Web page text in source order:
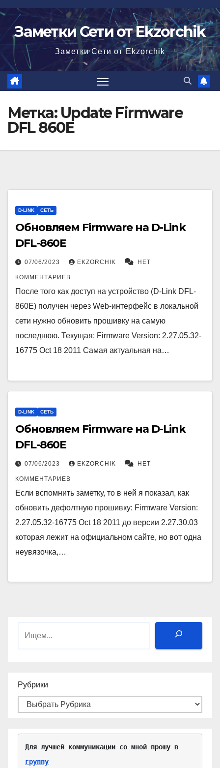
Перейти
содержимому
Заметки Сети от Ekzorchik
Заметки Сети от Ekzorchik
Метка: Update Firmware
DFL 860E
D-LINK СЕТЬ
Обновляем Firmware на D-Link
DFL-860E
07/06/2023 EKZORCHIK НЕТ
КОММЕНТАРИЕВ
После того как доступ на устройство (D-Link DFL-
860E) получен через Web-интерфейс в локальной
сети нужно обновить прошивку на самую
последнюю. Текущая: Firmware Version: 2.27.05.32-
16775 Oct 18 2011 Самая актуальная на…
D-LINK СЕТЬ
Обновляем Firmware на D-Link
DFL-860E
07/06/2023 EKZORCHIK НЕТ
КОММЕНТАРИЕВ
Если вспомнить заметку, то в ней я показал, как
обновить дефолтную прошивку: Firmware Version:
2.27.05.32-16775 Oct 18 2011 до версии 2.27.30.03
которая лежит на официальном сайте, но вот одна
неувязочка,…
Поиск
Рубрики
группу